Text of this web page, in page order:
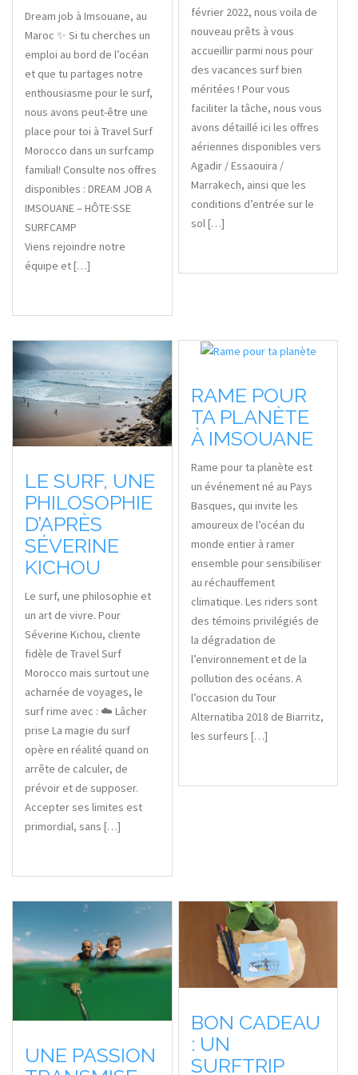
Dream job à Imsouane, au
Maroc ✨ Si tu cherches un
emploi au bord de l’océan
et que tu partages notre
enthousiasme pour le surf,
nous avons peut-être une
place pour toi à Travel Surf
Morocco dans un surfcamp
familial! Consulte nos offres
disponibles : DREAM JOB A
IMSOUANE – HÔTE·SSE
SURFCAMP
Viens rejoindre notre
équipe et […]
février 2022, nous voila de
nouveau prêts à vous
accueillir parmi nous pour
des vacances surf bien
méritées ! Pour vous
faciliter la tâche, nous vous
avons détaillé ici les offres
aériennes disponibles vers
Agadir / Essaouira /
Marrakech, ainsi que les
conditions d’entrée sur le
sol […]
LE SURF, UNE
PHILOSOPHIE
D’APRÈS
SÉVERINE
KICHOU
Le surf, une philosophie et
un art de vivre. Pour
Séverine Kichou, cliente
fidèle de Travel Surf
Morocco mais surtout une
acharnée de voyages, le
surf rime avec : ☁️ Lâcher
prise La magie du surf
opère en réalité quand on
arrête de calculer, de
prévoir et de supposer.
Accepter ses limites est
primordial, sans […]
RAME POUR
TA PLANÈTE
À IMSOUANE
Rame pour ta planète est
un événement né au Pays
Basques, qui invite les
amoureux de l’océan du
monde entier à ramer
ensemble pour sensibiliser
au réchauffement
climatique. Les riders sont
des témoins privilégiés de
la dégradation de
l’environnement et de la
pollution des océans. A
l’occasion du Tour
Alternatiba 2018 de Biarritz,
les surfeurs […]
UNE PASSION
BON CADEAU
: UN
SURFTRIP